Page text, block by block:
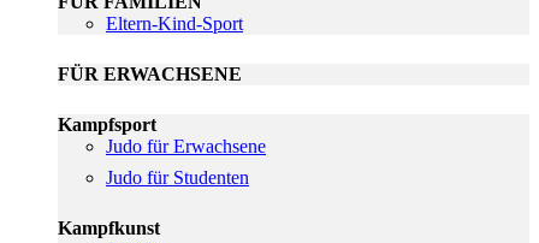
Eltern-Kind-Sport
FÜR ERWACHSENE
Kampfsport
Judo für Erwachsene
Judo für Studenten
Kampfkunst